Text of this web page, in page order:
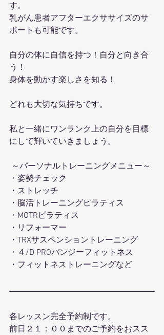
す。
乳がん患者アフターエクササイズのサ
ポートも可能です。
自分の体に自信を持つ！自分と向き合
う！
身体を動かす楽しさを知る！
どれも大切な気持ちです。
私と一緒にワンランク上の自分を目標
にして輝いていきましょう。
～パーソナルトレーニングメニュー～
・姿勢チェック
・ストレッチ
・脳活トレーニングピラティス
・MOTRピラティス
・リフォーマー
・TRXサスペンショントレーニング
・４/D PROバンジーフィットネス
・フィットネストレーニングなど
各レッスン完全予約制です。
前日２１：００までのご予約をおスス